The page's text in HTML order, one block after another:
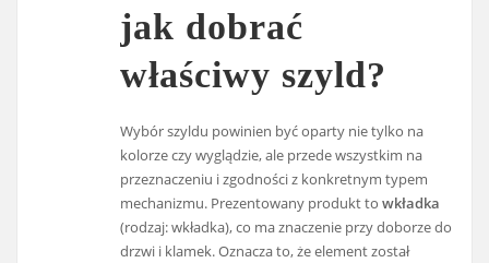
jak dobrać
właściwy szyld?
Wybór szyldu powinien być oparty nie tylko na
kolorze czy wyglądzie, ale przede wszystkim na
przeznaczeniu i zgodności z konkretnym typem
mechanizmu. Prezentowany produkt towkładka
(rodzaj: wkładka), co ma znaczenie przy doborze do
drzwi i klamek. Oznacza to, że element został